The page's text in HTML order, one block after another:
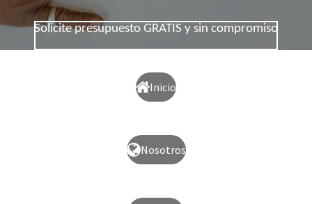
Solicite presupuesto GRATIS y sin compromiso
Inicio
Nosotros